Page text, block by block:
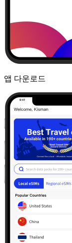
앱 다운로드